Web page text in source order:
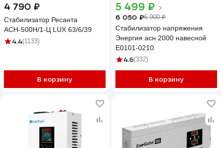
4 790 ₽
Стабилизатор Ресанта
АСН-500Н/1-Ц LUX 63/6/39
4.4(1133)
В корзину
5 499 ₽
6 050 ₽6 900 ₽
Стабилизатор напряжения
Энергия асн 2000 навесной
Е0101-0210
4.6(332)
В корзину